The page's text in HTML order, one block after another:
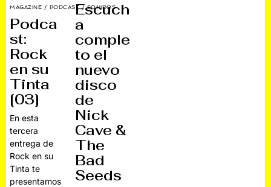
MAGAZINE / PODCAST / SONIDOS
Podca
st:
Rock
en su
Tinta
[03]
En esta
tercera
entrega de
Rock en su
Tinta te
presentamos
Escuch
a
comple
to el
nuevo
disco
de
Nick
Cave &
The
Bad
Seeds